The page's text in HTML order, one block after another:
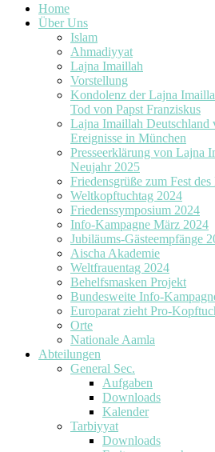
Home
Über Uns
Islam
Ahmadiyyat
Lajna Imaillah
Vorstellung
Kondolenz der Lajna
Tod von Papst Franziskus
Lajna Imaillah Deutschland
Ereignisse in München
Presseerklärung von Lajna
Neujahr 2025
Friedensgrüße zum Fest des
Weltkopftuchtag 2024
Friedenssymposium 2024
Info-Kampagne März 2024
Jubiläums-Gästeempfänge
Aischa Akademie
Weltfrauentag 2024
Behelfsmasken Projekt
Bundesweite Info-
Europarat zieht Pro-
Orte
Nationale Aamla
Abteilungen
General Sec.
Aufgaben
Downloads
Kalender
Tarbiyyat
Downloads